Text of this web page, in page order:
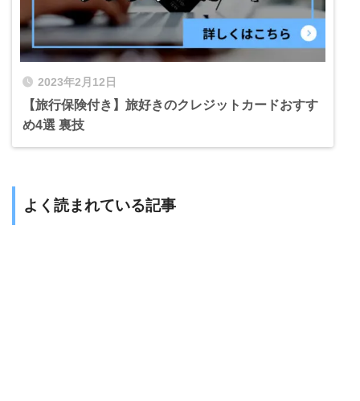
2023年2月12日
【旅行保険付き】旅好きのクレジットカードおすす
め4選 裏技
よく読まれている記事